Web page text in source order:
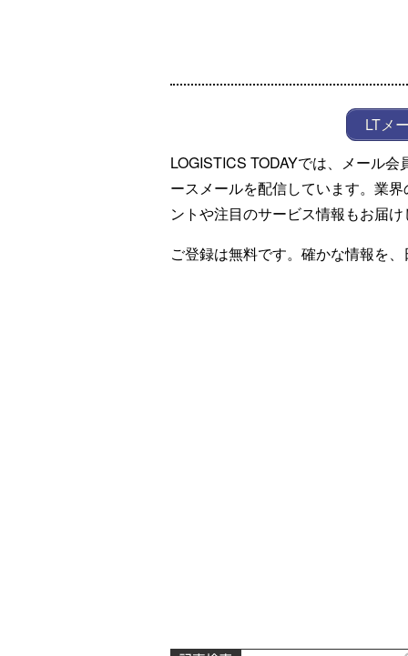
LTメ
LOGISTICS TODAYでは、メール
ースメールを配信しています。業
ントや注目のサービス情報もお届
ご登録は無料です。確かな情報を